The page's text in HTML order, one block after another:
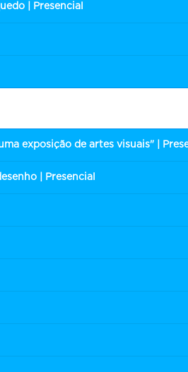
| Presencial
exposição de artes visuais" |
| Presencial